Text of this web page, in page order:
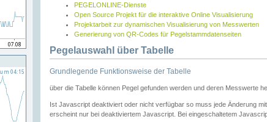
PEGELONLINE-Dienste
Open Source Projekt für die interaktive Online Visualisierung
Projektarbeit zur dynamischen Visualisierung von Messwerten
Generierung von QR-Codes für Pegelstammdatenseiten
Pegelauswahl über Tabelle
Grundlegende Funktionsweise der Tabelle
über die Tabelle können Pegel gefunden werden und deren Messwerte
Ist Javascript deaktiviert oder nicht verfügbar so muss jede Änderung
erscheint nur bei deaktiviertem Javascript. Bei eingeschaltetem